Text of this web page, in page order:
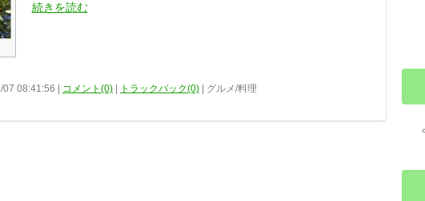
続きを読む
07 08:41:56 | コメント(0) | トラックバック(0) | グルメ/料理